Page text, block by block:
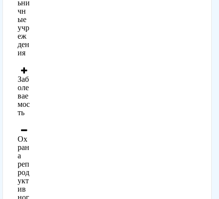
ьни
чн
ые
учр
еж
ден
ия
Заб
оле
вае
мос
ть
Ох
ран
а
реп
род
укт
ив
ног